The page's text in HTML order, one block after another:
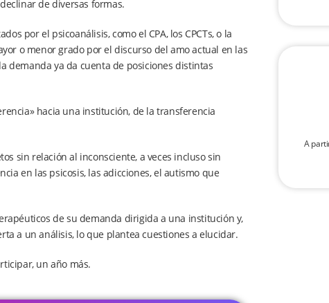
de diversas formas.
por el psicoanálisis, como el CPA, los CPCTs, o la
o menor grado por el discurso del amo actual en las
demanda ya da cuenta de posiciones distintas
hacia una institución, de la transferencia
sin relación al inconsciente, a veces incluso sin
en las psicosis, las adicciones, el autismo que
de su demanda dirigida a una institución y,
a un análisis, lo que plantea cuestiones a elucidar.
un año más.
A